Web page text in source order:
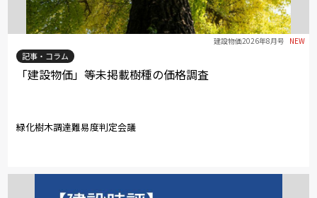
建設物価2026年8月号 NEW
記事・コラム
「建設物価」等未掲載樹種の価格調査
緑化樹木調達難易度判定会議